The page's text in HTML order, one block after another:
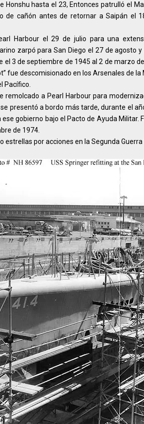
Honshu hasta el 23, Entonces patrulló el
de cañón antes de retornar a Saipán el
Harbour el 29 de julio para una
zarpó para San Diego el 27 de agosto
el 3 de septiembre de 1945 al 2 de marzo
fue descomisionado en los Arsenales de
Pacífico.
remolcado a Pearl Harbour para
presentó a bordo más tarde, durante el
gobierno bajo el Pacto de Ayuda Militar.
de 1974.
estrellas por acciones en la Segunda Guerra